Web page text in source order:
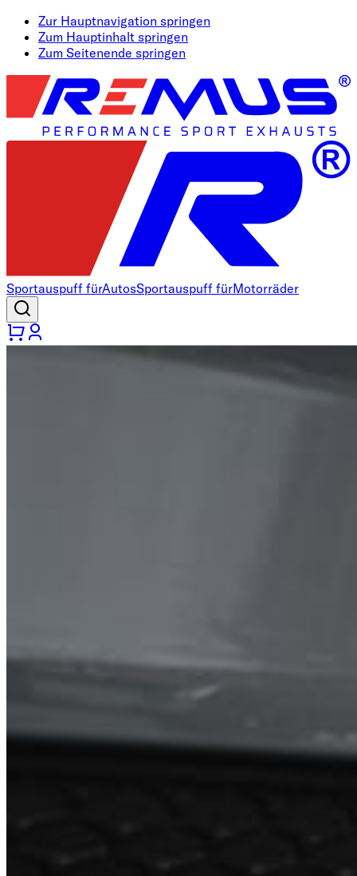
Zur Hauptnavigation springen
Zum Hauptinhalt springen
Zum Seitenende springen
Sportauspuff fürAutosSportauspuff fürMotorräder